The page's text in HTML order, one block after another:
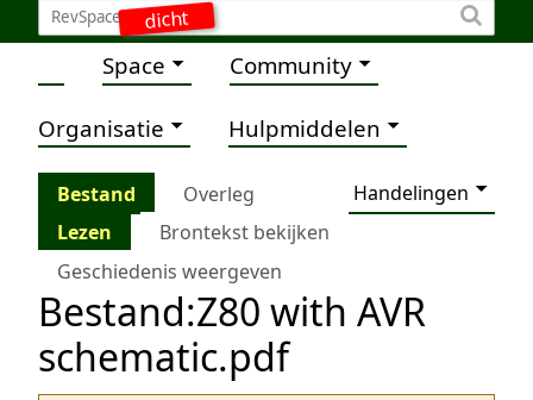
dicht
Space Community
Organisatie Hulpmiddelen
Bestand Overleg
Handelingen
Lezen
Brontekst bekijken
Geschiedenis weergeven
Bestand:Z80 with AVR
schematic.pdf